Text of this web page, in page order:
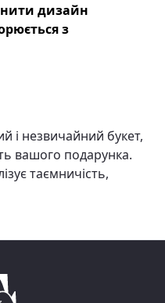
дизайн
з
і незвичайний букет,
вашого подарунка.
таємничість,